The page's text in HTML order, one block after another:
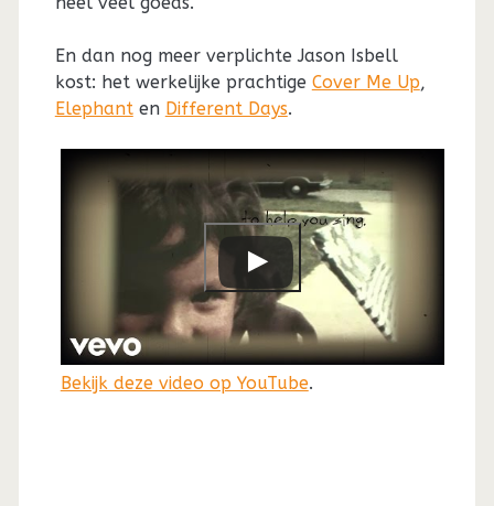
En dan nog meer verplichte Jason Isbell
kost: het werkelijke prachtige Cover Me Up,
Elephanten Different Days.
Bekijk deze video op YouTube.